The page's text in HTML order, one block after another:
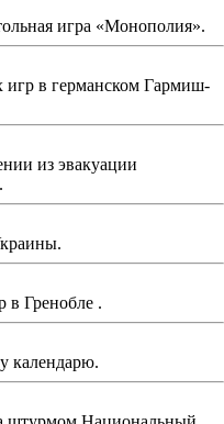
игра «Монополия».
в германском Гармиш-
из эвакуации
Гренобле .
календарю.